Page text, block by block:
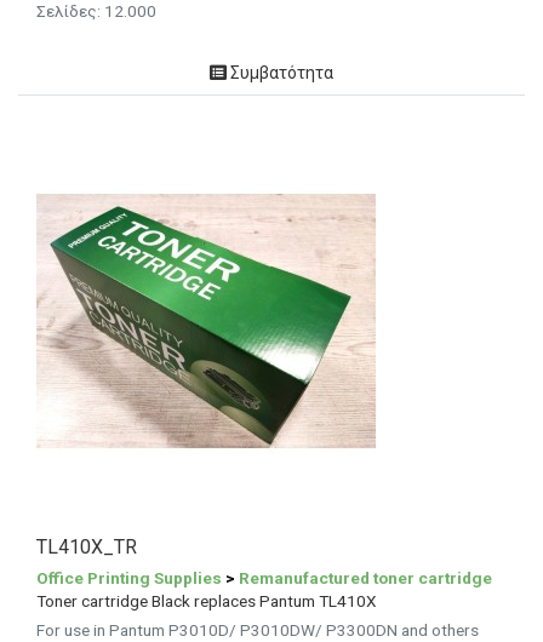
Σελίδες: 12.000
Συμβατότητα
TL410X_TR
Office Printing Supplies > Remanufactured toner cartridge
Toner cartridge Black replaces Pantum TL410X
For use in Pantum P3010D/ P3010DW/ P3300DN and others